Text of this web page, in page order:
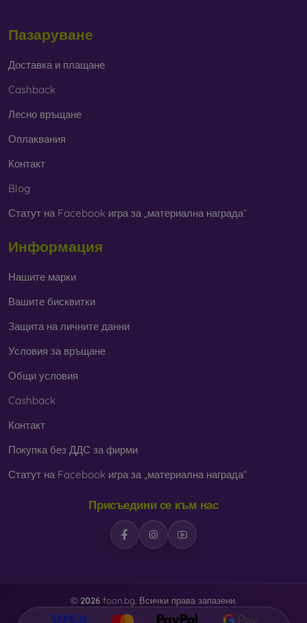
Пазаруване
Доставка и плащане
Cashback
Лесно връщане
Оплаквания
Контакт
Blog
Статут на Facebook игра за „материална награда“
Информация
Нашите марки
Вашите бисквитки
Защита на личните данни
Условия за връщане
Общи условия
Cashback
Контакт
Покупка без ДДС за фирми
Статут на Facebook игра за „материална награда“
Присъедини се към нас
© 2026 foon.bg. Всички права запазени.